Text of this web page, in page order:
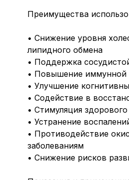
Преимущества
• Снижение уровня
липидного обмена
• Поддержка
• Повышение иммунной
• Улучшение
• Содействие в
• Стимуляция
• Устранение
• Противодействие
заболеваниям
• Снижение рисков